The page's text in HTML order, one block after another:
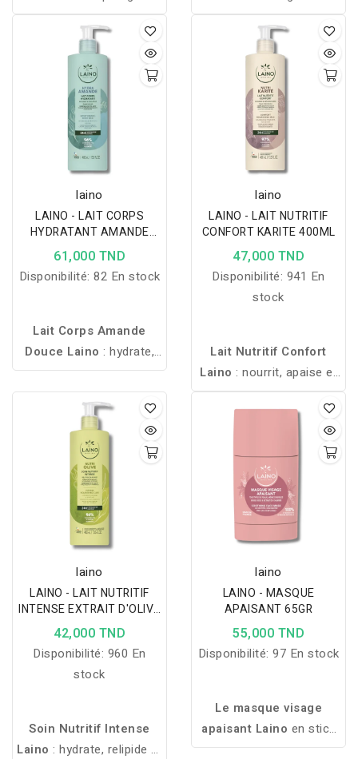
les impuretés tout en
hydratant la peau, même
les plus fragiles. L’extrait
de miel de lavande bio
apporte douceur et
confort et redonne de
l’énergie aux cellules
cutanées. L’extrait de
oxydant naturel qui lutte
contre les radicaux libres
la régénération de la peau
et améliore l’éclat. Grâce
et son parfum addictif,
LAINO GEL NETTOYANT
MOUSSANT APAISANT
offre un moment unique
de bien-être pour une
peau fraîche, apaisée et
revitalisée. L’épiderme
est parfaitement nettoyé,
son confort préservé et
sa régénération
optimisée.
huiles méditerranéennes
pour nourrir et sublimer
visage, corps et cheveux.
laino
LAINO - LAIT CORPS
HYDRATANT AMANDE
DOUCE 400ML
61,000 TND
Disponibilité: 82 En stock
Lait Corps Amande
Douce Laino : hydrate,
nourrit et protège les
peaux sèches tout en
apportant confort,
souplesse et douceur
toute la journée.
laino
LAINO - LAIT NUTRITIF
CONFORT KARITE 400ML
47,000 TND
Disponibilité: 941 En
stock
Lait Nutritif Confort
Laino : nourrit, apaise et
hydrate les peaux très
sèches pendant 24h, tout
adoucissant la peau.
laino
LAINO - LAIT NUTRITIF
INTENSE EXTRAIT D'OLIVE
ET VITAMINE E 400ML
42,000 TND
Disponibilité: 960 En
stock
Soin Nutritif Intense
Laino : hydrate, relipide et
laino
LAINO - MASQUE
APAISANT 65GR
55,000 TND
Disponibilité: 97 En stock
Le masque visage
apaisant Laino en stick
est spécialement conçu